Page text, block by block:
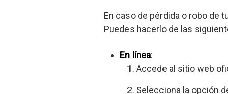
En caso de pérdida o robo de
Puedes hacerlo de las
En línea:
Accede al sitio web
Selecciona la opción